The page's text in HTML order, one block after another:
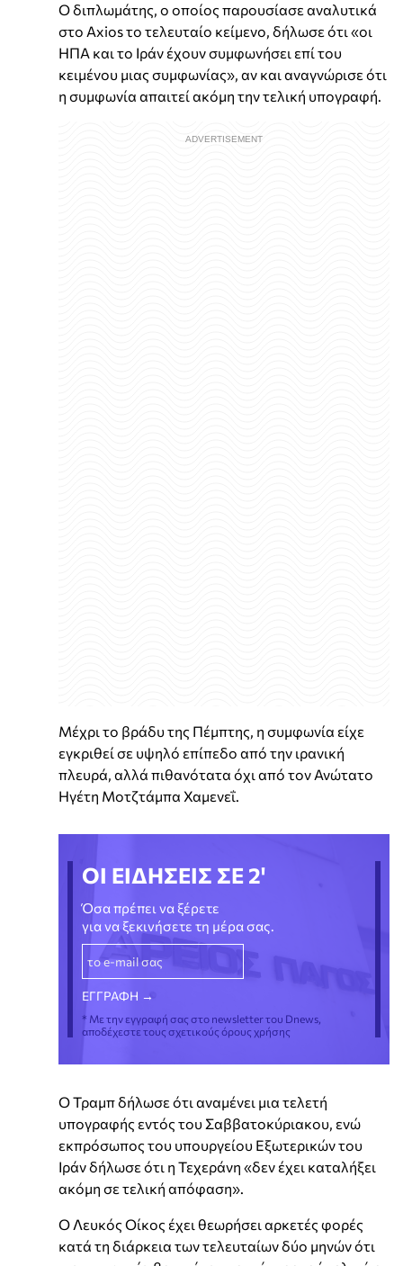
Ο διπλωμάτης, ο οποίος παρουσίασε αναλυτικά
στο Axios το τελευταίο κείμενο, δήλωσε ότι «οι
ΗΠΑ και το Ιράν έχουν συμφωνήσει επί του
κειμένου μιας συμφωνίας», αν και αναγνώρισε ότι
η συμφωνία απαιτεί ακόμη την τελική υπογραφή.
Μέχρι το βράδυ της Πέμπτης, η συμφωνία είχε
εγκριθεί σε υψηλό επίπεδο από την ιρανική
πλευρά, αλλά πιθανότατα όχι από τον Ανώτατο
Ηγέτη Μοτζτάμπα Χαμενεΐ.
ΟΙ ΕΙΔΗΣΕΙΣ ΣΕ 2'
Όσα πρέπει να ξέρετε
για να ξεκινήσετε τη μέρα σας.
* Με την εγγραφή σας στο newsletter του Dnews,
αποδέχεστε τους σχετικούς όρους χρήσης
Ο Τραμπ δήλωσε ότι αναμένει μια τελετή
υπογραφής εντός του Σαββατοκύριακου, ενώ
εκπρόσωπος του υπουργείου Εξωτερικών του
Ιράν δήλωσε ότι η Τεχεράνη «δεν έχει καταλήξει
ακόμη σε τελική απόφαση».
Ο Λευκός Οίκος έχει θεωρήσει αρκετές φορές
κατά τη διάρκεια των τελευταίων δύο μηνών ότι